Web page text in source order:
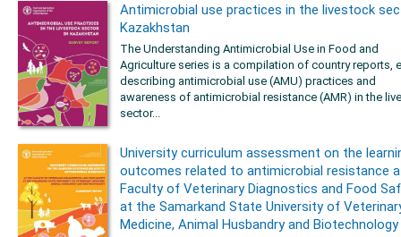
Antimicrobial use practices in the livestock
Kazakhstan
The Understanding Antimicrobial Use in Food and
Agriculture series is a compilation of country reports,
describing antimicrobial use (AMU) practices and
awareness of antimicrobial resistance (AMR) in the
sector...
University curriculum assessment on the
outcomes related to antimicrobial resistance
Faculty of Veterinary Diagnostics and Food
at the Samarkand State University of
Medicine, Animal Husbandry and Biotechnology